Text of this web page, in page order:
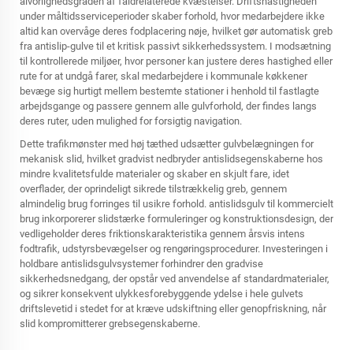
under måltidsserviceperioder skaber forhold, hvor medarbejdere ikke
altid kan overvåge deres fodplacering nøje, hvilket gør automatisk greb
fra antislip-gulve til et kritisk passivt sikkerhedssystem. I modsætning
til kontrollerede miljøer, hvor personer kan justere deres hastighed eller
rute for at undgå farer, skal medarbejdere i kommunale køkkener
bevæge sig hurtigt mellem bestemte stationer i henhold til fastlagte
arbejdsgange og passere gennem alle gulvforhold, der findes langs
deres ruter, uden mulighed for forsigtig navigation.
Dette trafikmønster med høj tæthed udsætter gulvbelægningen for
mekanisk slid, hvilket gradvist nedbryder antislidsegenskaberne hos
mindre kvalitetsfulde materialer og skaber en skjult fare, idet
overflader, der oprindeligt sikrede tilstrækkelig greb, gennem
almindelig brug forringes til usikre forhold. antislidsgulv til kommercielt
brug inkorporerer slidstærke formuleringer og konstruktionsdesign, der
vedligeholder deres friktionskarakteristika gennem årsvis intens
fodtrafik, udstyrsbevægelser og rengøringsprocedurer. Investeringen i
holdbare antislidsgulvsystemer forhindrer den gradvise
sikkerhedsnedgang, der opstår ved anvendelse af standardmaterialer,
og sikrer konsekvent ulykkesforebyggende ydelse i hele gulvets
driftslevetid i stedet for at kræve udskiftning eller genopfriskning, når
slid kompromitterer grebsegenskaberne.